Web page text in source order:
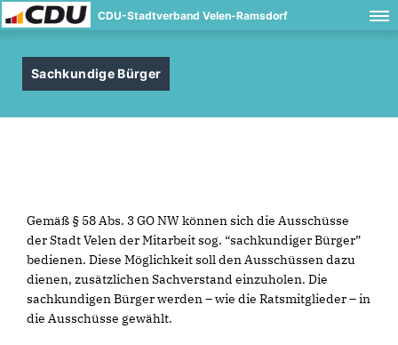
CDU-Stadtverband Velen-Ramsdorf
Sachkundige Bürger
Gemäß § 58 Abs. 3 GO NW können sich die Ausschüsse
der Stadt Velen der Mitarbeit sog. “sachkundiger Bürger”
bedienen. Diese Möglichkeit soll den Ausschüssen dazu
dienen, zusätzlichen Sachverstand einzuholen. Die
sachkundigen Bürger werden – wie die Ratsmitglieder – in
die Ausschüsse gewählt.